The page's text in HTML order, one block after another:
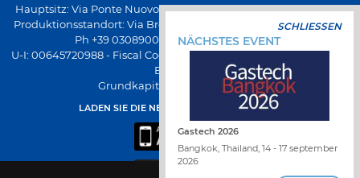
Hauptsitz: Via Ponte Nuovo 11, Rodengo Saiano (Brescia) Italien
Produktionsstandort: Via Brognolo 12, Passirano (Brescia) Italien
Ph +39 0308900145 Fax +39 0308900423
U-I: 00645720988 - Fiscal Code: 01661640175 - REA-Registrierung
BS-258271
Grundkapital € 500.000,00 v.e.
LADEN SIE DIE NEUE OMAL-APP HERUNTER
SCHLIESSEN
NÄCHSTES EVENT
Gastech 2026
Bangkok, Thailand, 14 - 17 september
2026